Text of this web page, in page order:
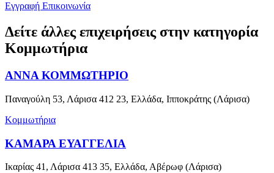
Εγγραφή Επικοινωνία
Δείτε άλλες επιχειρήσεις στην κατηγορία
Κομμωτήρια
ΑΝΝΑ ΚΟΜΜΩΤΗΡΙΟ
Παναγούλη 53, Λάρισα 412 23, Ελλάδα, Ιπποκράτης (Λάρισα)
Κομμωτήρια
ΚΑΜΑΡΑ ΕΥΑΓΓΕΛΙΑ
Ικαρίας 41, Λάρισα 413 35, Ελλάδα, Αβέρωφ (Λάρισα)